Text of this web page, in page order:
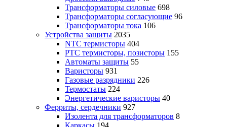
Трансформаторы силовые 698
Трансформаторы согласующие 96
Трансформаторы тока 106
Устройства защиты 2035
NTC термисторы 404
PTC термисторы, позисторы 155
Автоматы защиты 55
Варисторы 931
Газовые разрядники 226
Термостаты 224
Энергетические варисторы 40
Ферриты, сердечники 927
Изолента для трансформаторов 8
Каркасы 194